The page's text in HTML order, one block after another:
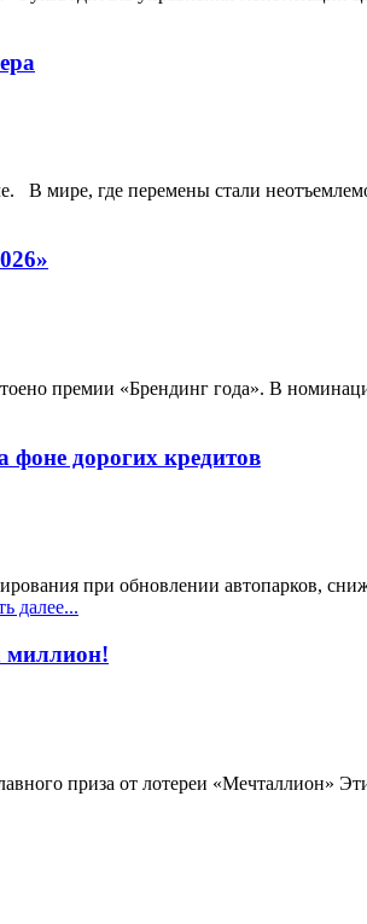
В мире, где перемены стали
премии «Брендинг года». В
дорогих кредитов
при обновлении автопарков,
далее...
миллион!
приза от лотереи «Мечталлион»